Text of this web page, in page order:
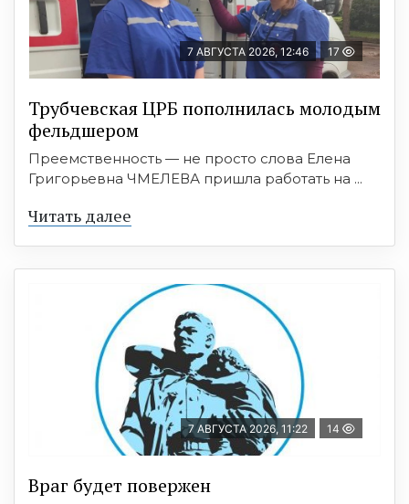
7 АВГУСТА 2026, 12:46 17
Трубчевская ЦРБ пополнилась молодым
фельдшером
Преемственность — не просто слова Елена
Григорьевна ЧМЕЛЕВА пришла работать на ...
Читать далее
7 АВГУСТА 2026, 11:22 14
Враг будет повержен